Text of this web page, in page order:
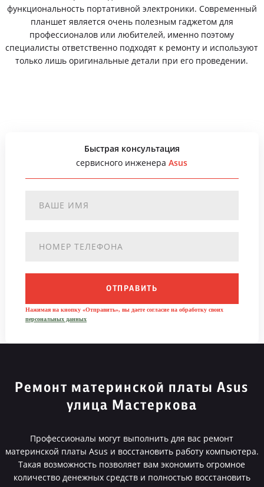
функциональность портативной электроники. Современный
планшет является очень полезным гаджетом для
профессионалов или любителей, именно поэтому
специалисты ответственно подходят к ремонту и используют
только лишь оригинальные детали при его проведении.
Быстрая консультация
сервисного инженераAsus
ОТПРАВИТЬ
Нажимая на кнопку «Отправить», вы даете согласие на обработку своих
персональных данных
Ремонт материнской платы Asus
улица Мастеркова
Профессионалы могут выполнить для вас ремонт
материнской платы Asus и восстановить работу компьютера.
Такая возможность позволяет вам экономить огромное
количество денежных средств и полностью восстановить